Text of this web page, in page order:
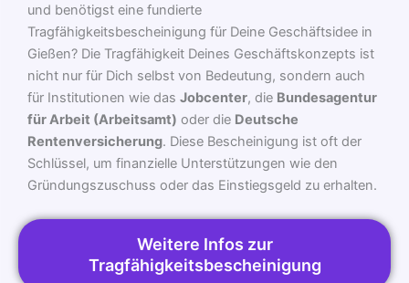
und benötigst eine fundierte
Tragfähigkeitsbescheinigung für Deine Geschäftsidee in
Gießen? Die Tragfähigkeit Deines Geschäftskonzepts ist
nicht nur für Dich selbst von Bedeutung, sondern auch
für Institutionen wie das Jobcenter, die Bundesagentur
für Arbeit (Arbeitsamt) oder die Deutsche
Rentenversicherung. Diese Bescheinigung ist oft der
Schlüssel, um finanzielle Unterstützungen wie den
Gründungszuschuss oder das Einstiegsgeld zu erhalten.
Weitere Infos zur
Tragfähigkeitsbescheinigung